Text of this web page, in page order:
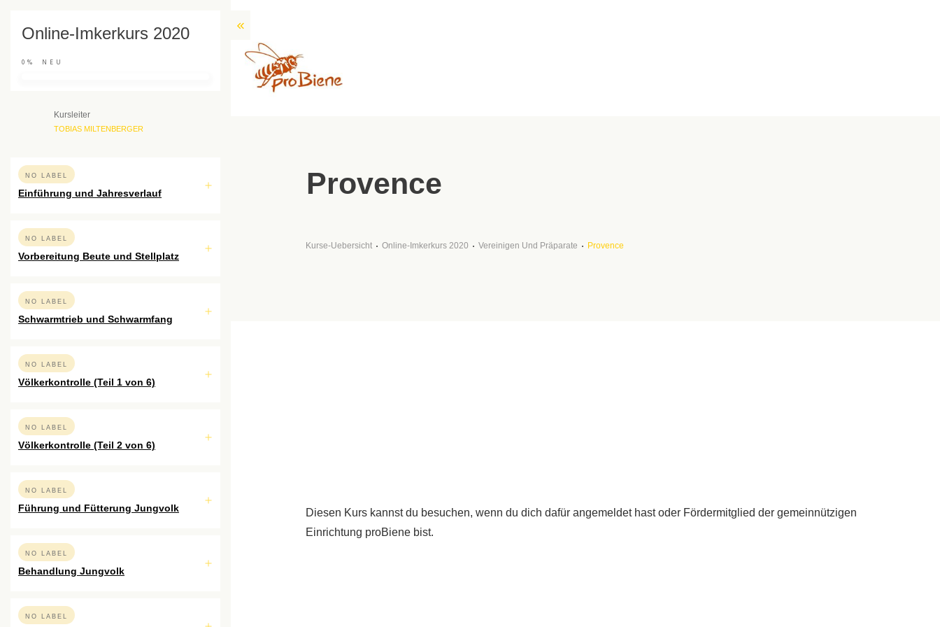
Provence
Kurse-Uebersicht Online-Imkerkurs 2020 Vereinigen Und Präparate Provence
Diesen Kurs kannst du besuchen, wenn du dich dafür angemeldet hast oder Fördermitglied der gemeinnützigen
Einrichtung proBiene bist.
Online-Imkerkurs 2020
0% NEU
Kursleiter
TOBIAS MILTENBERGER
NO LABEL
Einführung und Jahresverlauf
NO LABEL
Vorbereitung Beute und Stellplatz
NO LABEL
Schwarmtrieb und Schwarmfang
NO LABEL
Völkerkontrolle (Teil 1 von 6)
NO LABEL
Völkerkontrolle (Teil 2 von 6)
NO LABEL
Führung und Fütterung Jungvolk
NO LABEL
Behandlung Jungvolk
NO LABEL